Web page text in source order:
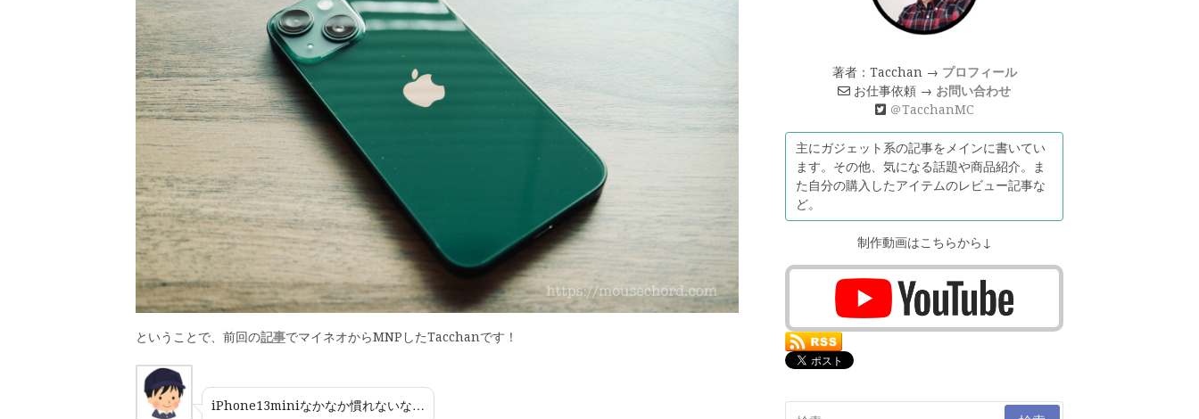
ということで、前回の記事でマイネオからMNPしたTacchanです！
iPhone13miniなかなか慣れないな…
著者：Tacchan → プロフィール
お仕事依頼 → お問い合わせ
＠TacchanMC
主にガジェット系の記事をメインに書いてい
ます。その他、気になる話題や商品紹介。ま
た自分の購入したアイテムのレビュー記事な
ど。
制作動画はこちらから↓